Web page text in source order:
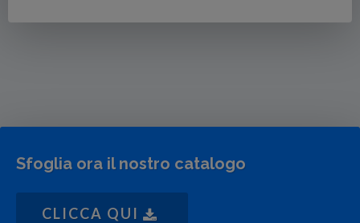
Sfoglia ora il nostro catalogo
CLICCA QUI